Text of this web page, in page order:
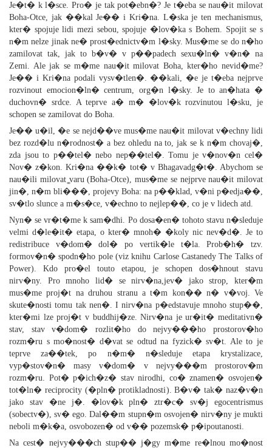
Je�t� k l�sce. Pro� je tak pot�ebn�? Je t�eba se nau�it milovat
Boha-Otce, jak ��kal Je�� i Kri�na. L�ska je ten mechanismus,
kter� spojuje lidi mezi sebou, spojuje �lov�ka s Bohem. Spojit se s
n�m nelze jinak ne� prost�ednictv�m l�sky. Mus�me se do n�ho
zamilovat tak, jak to b�v� v p��padech sexu�ln� v�n� na
Zemi. Ale jak se m�me nau�it milovat Boha, kter�ho nevid�me?
Je�� i Kri�na podali vysv�tlen�. ��kali, �e je t�eba nejprve
rozvinout emocion�ln� centrum, org�n l�sky. Je to an�hata �
duchovn� srdce. A teprve a� m� �lov�k rozvinutou l�sku, je
schopen se zamilovat do Boha.
Je�� u�il, �e se nejd��ve mus�me nau�it milovat v�echny lidi
bez rozd�lu n�rodnost� a bez ohledu na to, jak se k n�m chovaj�,
zda jsou to p��tel� nebo nep��tel�. Tomu je v�nov�n cel�
Nov� z�kon. Kri�na ��k� tot� v Bhagavadg�t�. Abychom se
nau�ili milovat ͚varu (Boha-Otce), mus�me se nejprve nau�it milovat
jin�, n�m bli���, projevy Boha: na p��klad, v�ni p�edja��,
sv�tlo slunce a m�s�ce, v�echno to nejlep��, co je v lidech atd.
Nyn� se vr�t�me k sam�dhi. Po dosa�en� tohoto stavu n�sleduje
velmi d�le�it� etapa, o kter� mnoh� �koly nic nev�d�. Je to
redistribuce v�dom� dol� po vertik�le t�la. Prob�h� tzv.
formov�n� spodn�ho pole (viz knihu Carlose Castanedy The Talks of
Power). Kdo pro�el touto etapou, je schopen dos�hnout stavu
nirv�ny. Pro mnoho lid� se nirv�na,jev� jako strop, kter�m
mus�me proj�t na druhou stranu a t�m kon�� n� v�voj. Ve
skute�nosti tomu tak nen�. I nirv�na p�edstavuje mnoho stup��,
kter�mi lze proj�t v buddhij�ze. Nirv�na je ur�it� meditativn�
stav, stav v�dom� rozlit�ho do nejvy���ho prostorov�ho
rozm�ru s mo�nost� d�vat se odtud na fyzick� sv�t. Ale to je
teprve za��tek, po n�m� n�sleduje etapa krystalizace,
vyp�stov�n� masy v�dom� v nejvy���m prostorov�m
rozm�ru. Pot� p�ich�z� stav nirodhi, co� znamen� osvojen�
tot�ln� reciprocity (�pln� protikladnosti). B�v� tak� naz�v�n
jako stav �ne j�. �lov�k pln� ztr�c� sv�j egocentrismus
(sobectv�), sv� ego. Dal��m stupn�m osvojen� nirv�ny je mukti
neboli m�k�a, osvobozen� od v�� pozemsk� p�ipoutanosti.
Na cest� nejvy���ch stup�� j�gy m�me re�lnou mo�nost